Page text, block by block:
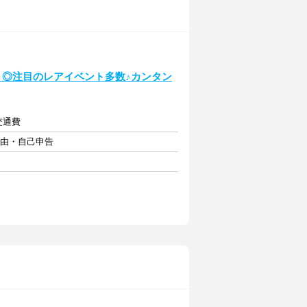
注目のレアイベント多数♪カンタン
通費
・自己申告